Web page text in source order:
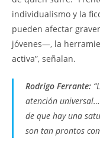
individualismo y la
pueden afectar
jóvenes—, la
activa”, señalan.
Rodrigo Ferrante:
atención
de que hay una
son tan prontos